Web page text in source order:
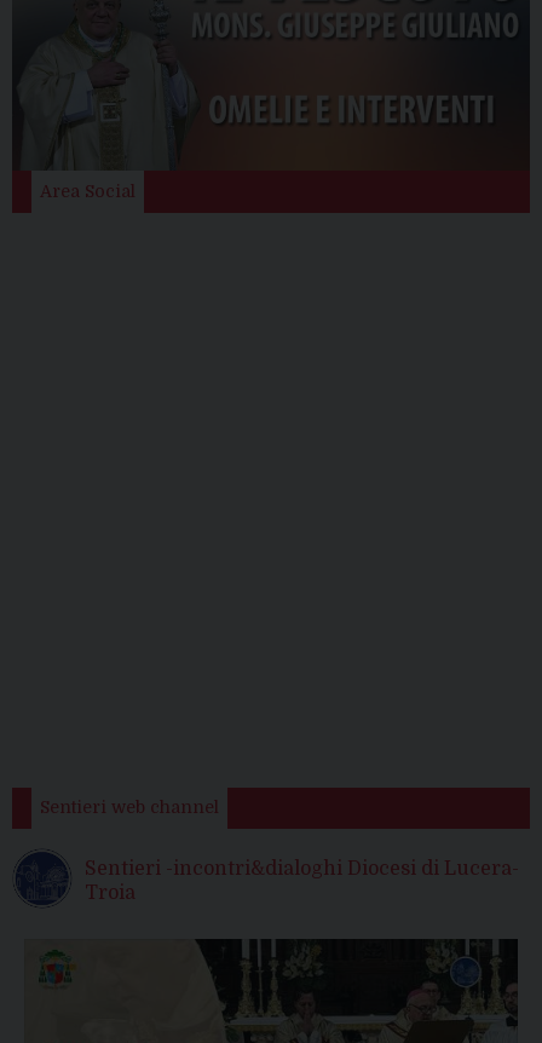
Area Social
Sentieri web channel
Sentieri -incontri&dialoghi Diocesi di Lucera-
Troia